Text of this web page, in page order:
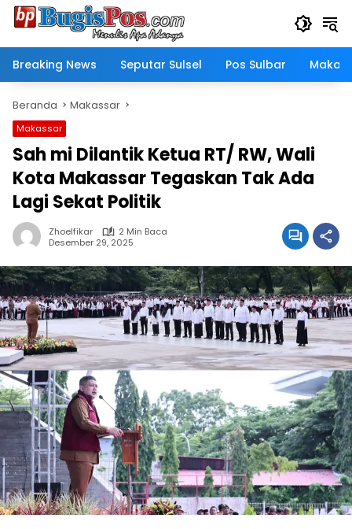
Langsung
Breaking News
Seputar Sulsel Pos Sulbar
Beranda Makassar
Makassar
Sah mi Dilantik Ketua RT/ RW, Wali
Kota Makassar Tegaskan Tak Ada
Lagi Sekat Politik
Zhoelfikar
2 Min Baca
Desember 29, 2025